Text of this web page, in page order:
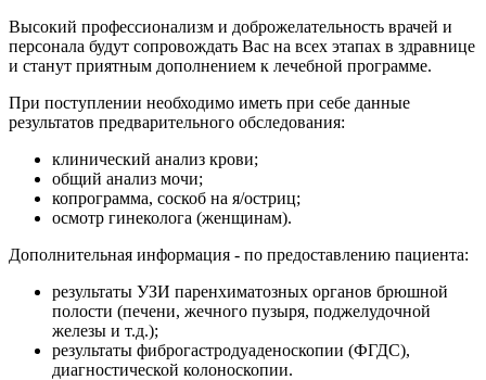
Высокий профессионализм и доброжелательность врачей и
персонала будут сопровождать Вас на всех этапах в здравнице
и станут приятным дополнением к лечебной программе.
При поступлении необходимо иметь при себе данные
результатов предварительного обследования:
клинический анализ крови;
общий анализ мочи;
копрограмма, соскоб на я/остриц;
осмотр гинеколога (женщинам).
Дополнительная информация - по предоставлению пациента:
результаты УЗИ паренхиматозных органов брюшной
полости (печени, жечного пузыря, поджелудочной
железы и т.д.);
результаты фиброгастродуаденоскопии (ФГДС),
диагностической колоноскопии.